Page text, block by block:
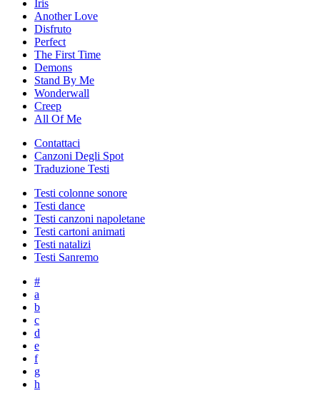
Iris
Another Love
Disfruto
Perfect
The First Time
Demons
Stand By Me
Wonderwall
Creep
All Of Me
Contattaci
Canzoni Degli Spot
Traduzione Testi
Testi colonne sonore
Testi dance
Testi canzoni napoletane
Testi cartoni animati
Testi natalizi
Testi Sanremo
#
a
b
c
d
e
f
g
h